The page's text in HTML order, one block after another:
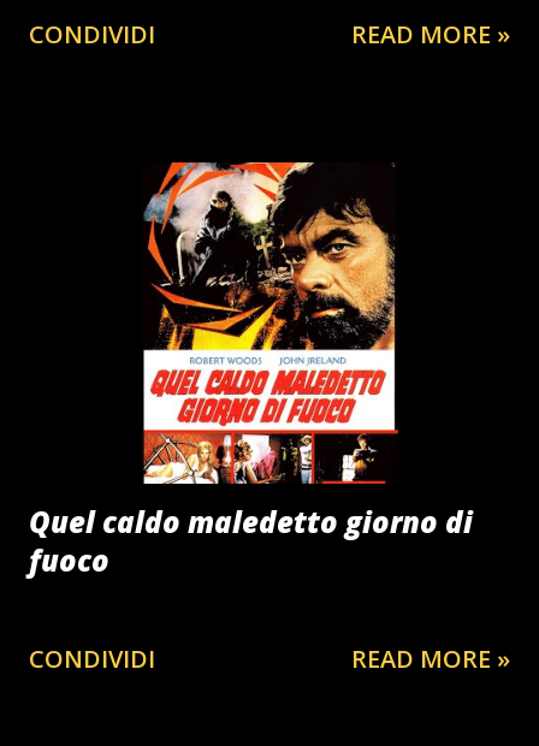
CONDIVIDI READ MORE »
Quel caldo maledetto giorno di
fuoco
CONDIVIDI READ MORE »